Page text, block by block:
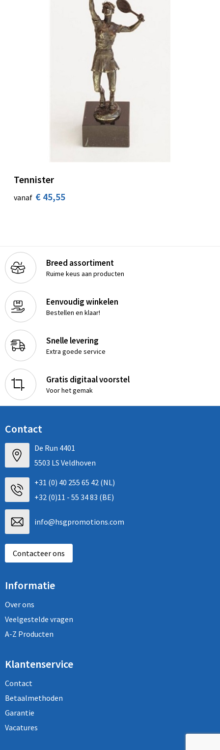
Tennister
vanaf € 45,55
Breed assortiment
Ruime keus aan producten
Eenvoudig winkelen
Bestellen en klaar!
Snelle levering
Extra goede service
Gratis digitaal voorstel
Voor het gemak
Contact
De Run 4401
5503 LS Veldhoven
+31 (0) 40 255 65 42 (NL)
+32 (0)11 - 55 34 83 (BE)
info@hsgpromotions.com
Contacteer ons
Informatie
Over ons
Veelgestelde vragen
A-Z Producten
Klantenservice
Contact
Betaalmethoden
Garantie
Vacatures